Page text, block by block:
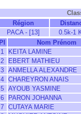
Région
PACA - [13]
0.5k-1
Pl
Nom Prénom
1
KEITA LAMINE
2
EBERT MATHIEU
3
ANMELLA ALEXANDRE
4
CHAREYRON ANAIS
5
AYOUB YASMINE
6
PARON JOHANNA
7
CUTAYA MARIE